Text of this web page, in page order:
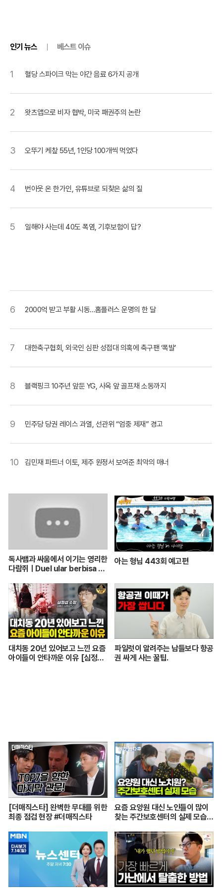
인기 뉴스 베스트 이슈
1 혈당 스파이크 막는 야간 음료 6가지 공개
2 왓츠앱으로 비자 협박, 미국 패권주의 논란
3 오뚜기 케챂 55년, 1인당 100개씩 먹었다
4 번아웃 온 한가인, 유튜브로 되찾은 삶의 질
5 일해야 사는데 40도 폭염, 기후보험이 답?
6 2000억 받고 부활 시동…홈플러스 운명의 한 달
7 대한축구협회, 외국인 심판 성접대 의혹에 축구팬 ‘폭발’
8 블랙핑크 10주년 앞둔 YG, 사옥 앞 골프채 소동까지
9 민주당 당권 레이스 과열, 선관위 “엄중 제재” 경고
10 김민재 파트너 이토, 제주 원정서 보여준 최악의 매너
독사뱀과 싸움에서 이기는 영리한
다람쥐ㅣDuel ular berbisa da
운 동물싸움
아는 형님 443회 예고편
대치동 20년 있어보고 느낀 요즘
아이들이 안타까운 이유 [심정섭
파일럿이 알려주는 남들보다 항공
권 싸게 사는 꿀팁.
[더매직스타] 완벽한 무대를 위한
최종 점검 현장 #더매직스타
요즘 요양원 대신 노인들이 많이
찾는 주간보호센터의 실제 모습
양보호사의 하루┃주간보호센터
24시┃PD로그┃#골라듄다큐